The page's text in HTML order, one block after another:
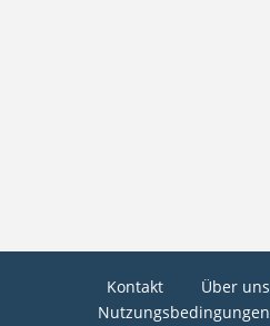
Kontakt Über uns
Nutzungsbedingungen